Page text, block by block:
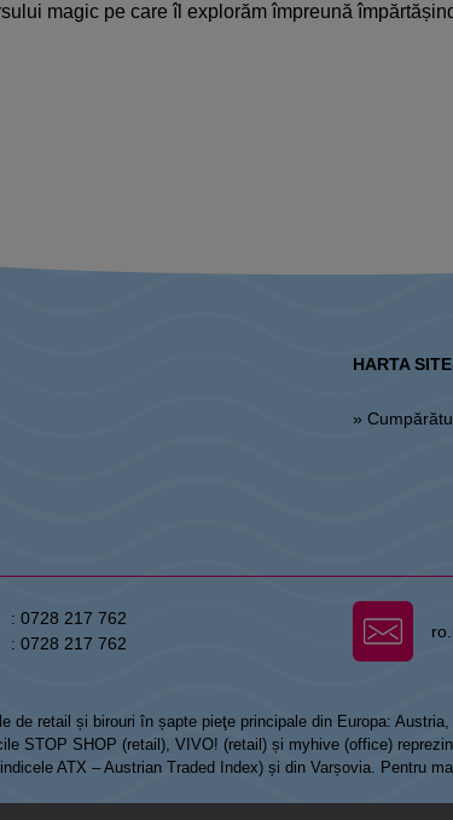
magic pe care îl explorăm împreună
HARTA
»
: 0728 217 762
: 0728 217 762
retail și birouri în șapte pieţe principale din Europa:
STOP SHOP (retail), VIVO! (retail) și myhive (office)
ATX – Austrian Traded Index) și din Varșovia. Pentru